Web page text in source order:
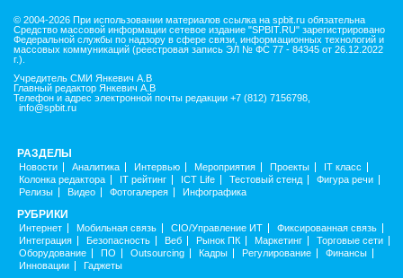
© 2004-2026 При использовании материалов ссылка на spbit.ru обязательна
Средство массовой информации сетевое издание "SPBIT.RU" зарегистрировано
Федеральной службы по надзору в сфере связи, информационных технологий и
массовых коммуникаций (реестровая запись ЭЛ № ФС 77 - 84345 от 26.12.2022
г.).
Учредитель СМИ Янкевич А.В
Главный редактор Янкевич А.В
Телефон и адрес электронной почты редакции +7 (812) 7156798,
info@spbit.ru
РАЗДЕЛЫ
Новости Аналитика Интервью Мероприятия Проекты
IT класс
Колонка редактора
IT рейтинг ICT Life Тестовый стенд
Фигура речи
Релизы
Видео Фотогалерея Инфографика
РУБРИКИ
Интернет Мобильная связь CIO/Управление ИТ
Фиксированная связь
Интеграция
Безопасность Веб Рынок ПК Маркетинг
Торговые сети
Оборудование
ПО Outsourcing Кадры Регулирование
Финансы
Инновации
Гаджеты